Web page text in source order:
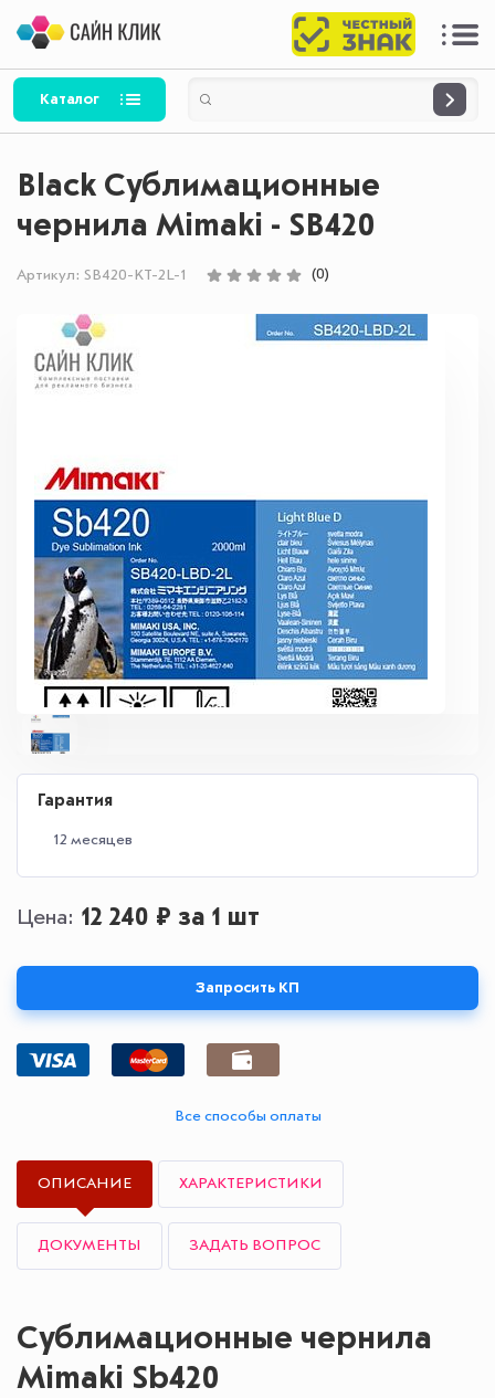
Каталог
Black Сублимационные
чернила Mimaki - SB420
Артикул: SB420-KT-2L-1 (0)
Гарантия
12 месяцев
Цена 12 240 ₽ за 1 шт
Запросить КП
Все способы оплаты
ОПИСАНИЕ ХАРАКТЕРИСТИКИ
ДОКУМЕНТЫ ЗАДАТЬ ВОПРОС
Сублимационные чернила
Mimaki Sb420